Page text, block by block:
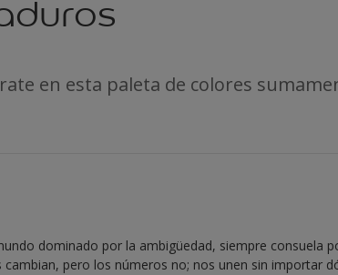
en esta paleta de colores
dominado por la ambigüedad, siempre consuela
cambian, pero los números no; nos unen sin importar